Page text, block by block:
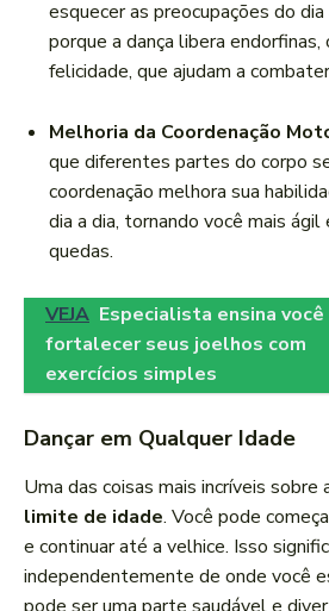
esquecer as preocupações do
porque a dança libera endorfinas,
felicidade, que ajudam a
Melhoria da Coordenação
que diferentes partes do corpo
coordenação melhora sua
dia a dia, tornando você mais
quedas.
VEJA Especialista ensina você
fortalecer seus joelhos com
exercícios simples
Dançar em Qualquer Idade
Uma das coisas mais incríveis sobre
limite de idade. Você pode
e continuar até a velhice. Isso
independentemente de onde você